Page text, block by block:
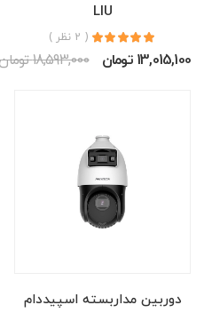
LIU
( 2 نظر )
13,015,100 تومان 18,593,000 تومان
دوربین مداربسته اسپیددام